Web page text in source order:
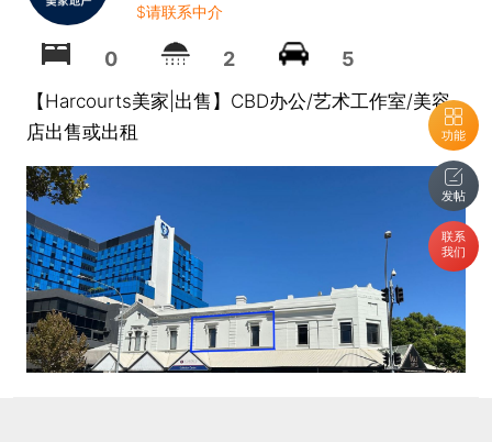
功能
发帖
联系
我们
$请联系中介
0 2 5
【Harcourts美家|出售】CBD办公/艺术工作室/美容
店出售或出租